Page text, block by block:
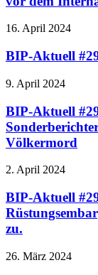
16. April 2024
BIP-Aktuell
9. April 2024
BIP-Aktuell
Völkermord
2. April 2024
BIP-Aktuell
zu.
26. März 2024